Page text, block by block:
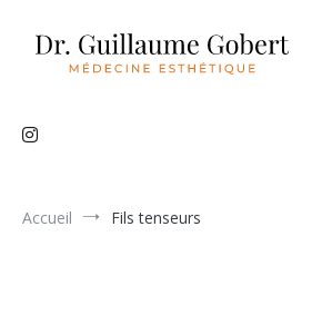
contenu
Accueil Fils tenseurs